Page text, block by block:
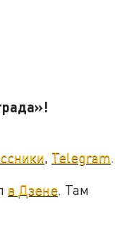
, Telegram.
в Дзене. Там